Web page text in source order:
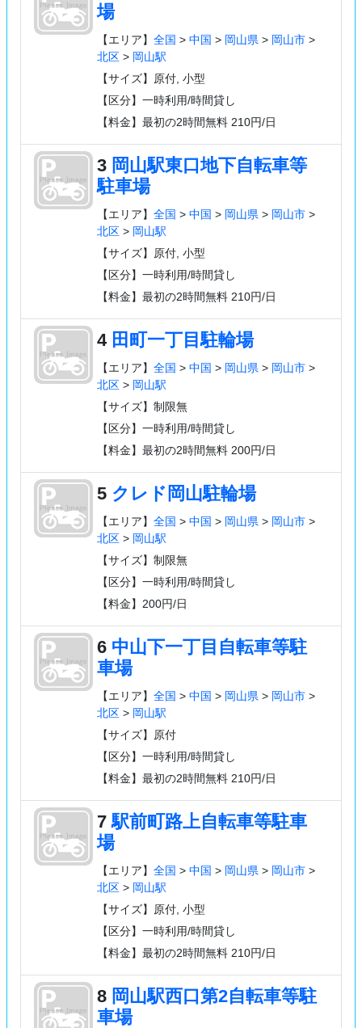
場
【エリア】 全国 > 中国 > 岡山県 > 岡山市>
北区> 岡山駅
【サイズ】原付, 小型
【区分】一時利用/時間貸し
【料金】最初の2時間無料 210円/日
3 岡山駅東口地下自転車等
駐車場
【エリア】 全国 > 中国 > 岡山県 > 岡山市>
北区> 岡山駅
【サイズ】原付, 小型
【区分】一時利用/時間貸し
【料金】最初の2時間無料 210円/日
4 田町一丁目駐輪場
【エリア】 全国 > 中国 > 岡山県 > 岡山市>
北区> 岡山駅
【サイズ】制限無
【区分】一時利用/時間貸し
【料金】最初の2時間無料 200円/日
5 クレド岡山駐輪場
【エリア】 全国 > 中国 > 岡山県 > 岡山市>
北区> 岡山駅
【サイズ】制限無
【区分】一時利用/時間貸し
【料金】200円/日
6 中山下一丁目自転車等駐
車場
【エリア】 全国 > 中国 > 岡山県 > 岡山市>
北区> 岡山駅
【サイズ】原付
【区分】一時利用/時間貸し
【料金】最初の2時間無料 210円/日
7駅前町路上自転車等駐車
場
【エリア】 全国 > 中国 > 岡山県 > 岡山市>
北区> 岡山駅
【サイズ】原付, 小型
【区分】一時利用/時間貸し
【料金】最初の2時間無料 210円/日
8 岡山駅西口第2自転車等駐
車場